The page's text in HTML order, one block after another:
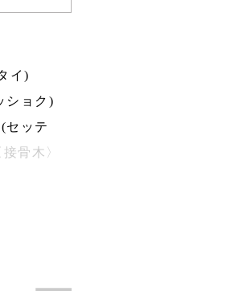
イ)
ショク)
セッテ
接骨木〉